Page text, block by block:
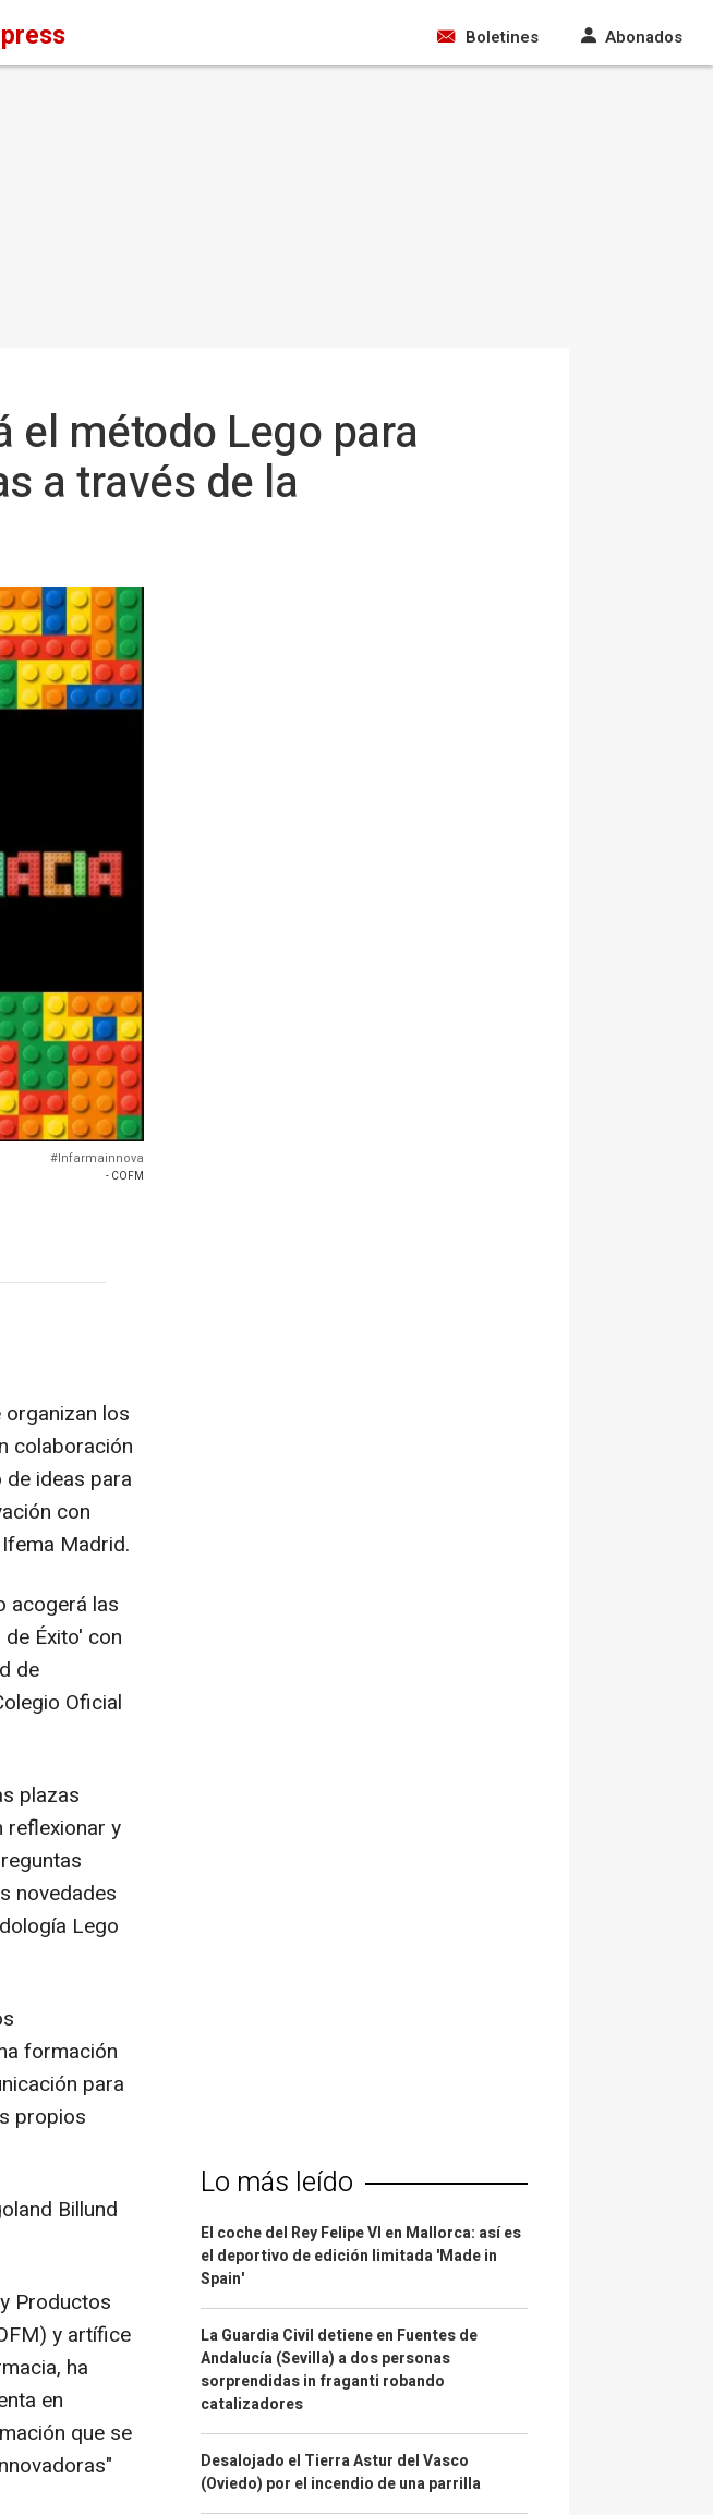
press Boletines Abonados
método Lego para
a través de la
#Infarmainnova
- COFM
los
colaboración
ideas para
con
Madrid.
acogerá las
Éxito' con
de
Oficial
plazas
reflexionar y
novedades
Lego
formación
para
propios
Billund
Productos
y artífice
ha
en
que se
Lo más leído
El coche del Rey Felipe VI en Mallorca: así es
el deportivo de edición limitada 'Made in
Spain'
La Guardia Civil detiene en Fuentes de
Andalucía (Sevilla) a dos personas
sorprendidas in fraganti robando
catalizadores
Desalojado el Tierra Astur del Vasco
(Oviedo) por el incendio de una parrilla